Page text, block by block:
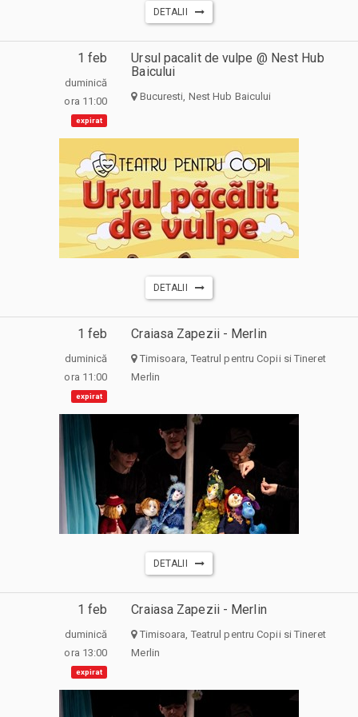
DETALII
1 feb
duminică
ora 11:00
expirat
Ursul pacalit de vulpe @ Nest Hub
Baicului
Bucuresti, Nest Hub Baicului
DETALII
1 feb
duminică
ora 11:00
expirat
Craiasa Zapezii - Merlin
Timisoara, Teatrul pentru Copii si Tineret
Merlin
DETALII
1 feb
duminică
ora 13:00
expirat
Craiasa Zapezii - Merlin
Timisoara, Teatrul pentru Copii si Tineret
Merlin